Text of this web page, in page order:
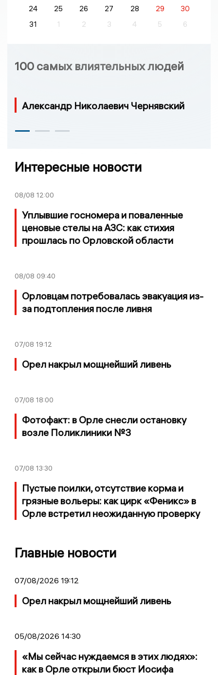
24
25 26 27 28 29
30
31
1 2 3 4 5 6
100 самых влиятельных людей
Александр Николаевич Чернявский
Интересные новости
08/08 12:00
Уплывшие госномера и поваленные
ценовые стелы на АЗС: как стихия
прошлась по Орловской области
08/08 09:40
Орловцам потребовалась эвакуация из-
за подтопления после ливня
07/08 19:12
Орел накрыл мощнейший ливень
07/08 18:00
Фотофакт: в Орле снесли остановку
возле Поликлиники №3
07/08 13:30
Пустые поилки, отсутствие корма и
грязные вольеры: как цирк «Феникс» в
Орле встретил неожиданную проверку
Главные новости
07/08/2026 19:12
Орел накрыл мощнейший ливень
05/08/2026 14:30
«Мы сейчас нуждаемся в этих людях»:
как в Орле открыли бюст Иосифа